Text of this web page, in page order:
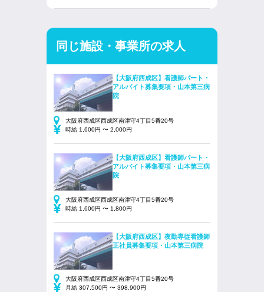
同じ施設・事業所の求人
【大阪府西成区】看護師パート・
アルバイト募集要項・山本第三病
院
大阪府西成区西成区南津守4丁目5番20号
時給 1,600円 〜 2,000円
【大阪府西成区】看護師パート・
アルバイト募集要項・山本第三病
院
大阪府西成区西成区南津守4丁目5番20号
時給 1,600円 〜 1,800円
【大阪府西成区】夜勤専従看護師
正社員募集要項・山本第三病院
大阪府西成区西成区南津守4丁目5番20号
月給 307,500円 〜 398,900円